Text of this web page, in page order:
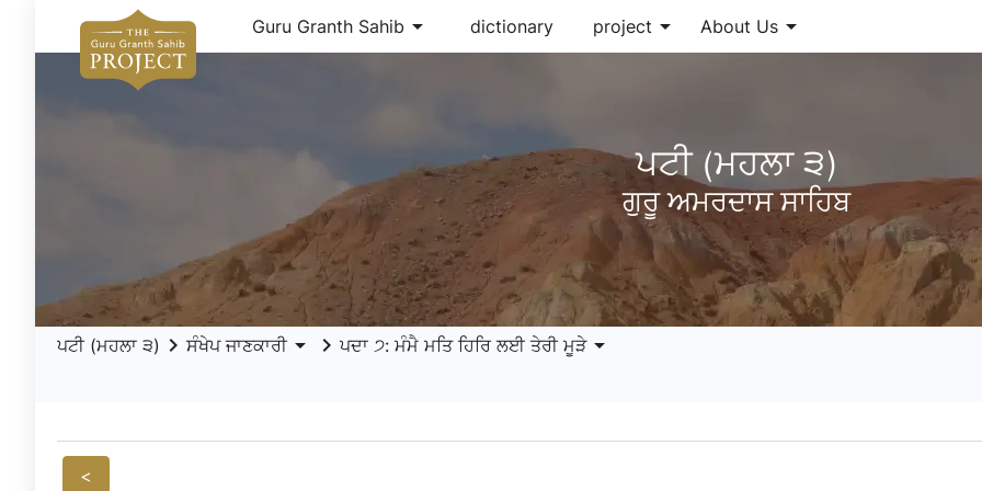
Guru Granth Sahib arrow_drop_down dictionary project arrow_drop_down About Usarrow_drop_down
ਪਟੀ (ਮਹਲਾ ੩)
ਗੁਰੂ ਅਮਰਦਾਸ ਸਾਹਿਬ
ਪਟੀ (ਮਹਲਾ ੩) keyboard_arrow_right ਸੰਖੇਪ ਜਾਣਕਾਰੀarrow_drop_down keyboard_arrow_rightਪਦਾ ੭: ਮੰਮੈ ਮਤਿ ਹਿਰਿ ਲਈ ਤੇਰੀ ਮੂੜੇarrow_drop_down
<